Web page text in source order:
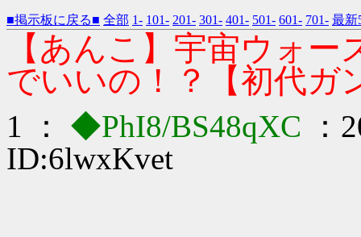
■掲示板に戻る■ 全部 1- 101- 201- 301- 401- 501- 601- 701- 最新
【あんこ】宇宙ウォ
でいいの！？【初代ガ
1 ： ◆PhI8/BS48qXC
：
ID:6lwxKvet